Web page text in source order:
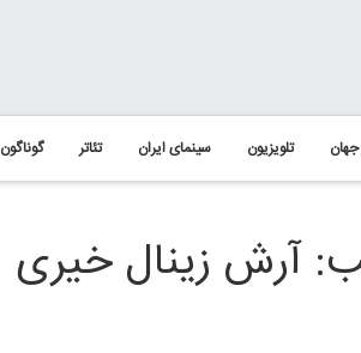
تلویزیون سینمای ایران تئاتر گوناگون
آرش زینال خیری